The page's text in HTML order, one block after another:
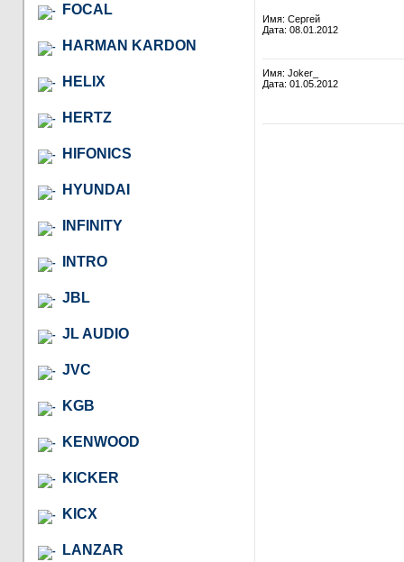
FOCAL
HARMAN KARDON
HELIX
HERTZ
HIFONICS
HYUNDAI
INFINITY
INTRO
JBL
JL AUDIO
JVC
KGB
KENWOOD
KICKER
KICX
LANZAR
Имя: Сергей
Дата: 08.01.2012
Имя: Joker_
Дата: 01.05.2012